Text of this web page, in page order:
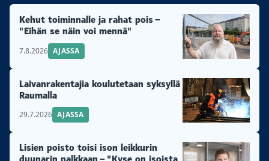
Kehut toiminnalle ja rahat pois –
”Eihän se näin voi mennä”
7.8.2026 AJASSA
Laivanrakentajia koulutetaan syksyllä
Raumalla
29.7.2026 AJASSA
Lisien poisto toisi ison leikkurin